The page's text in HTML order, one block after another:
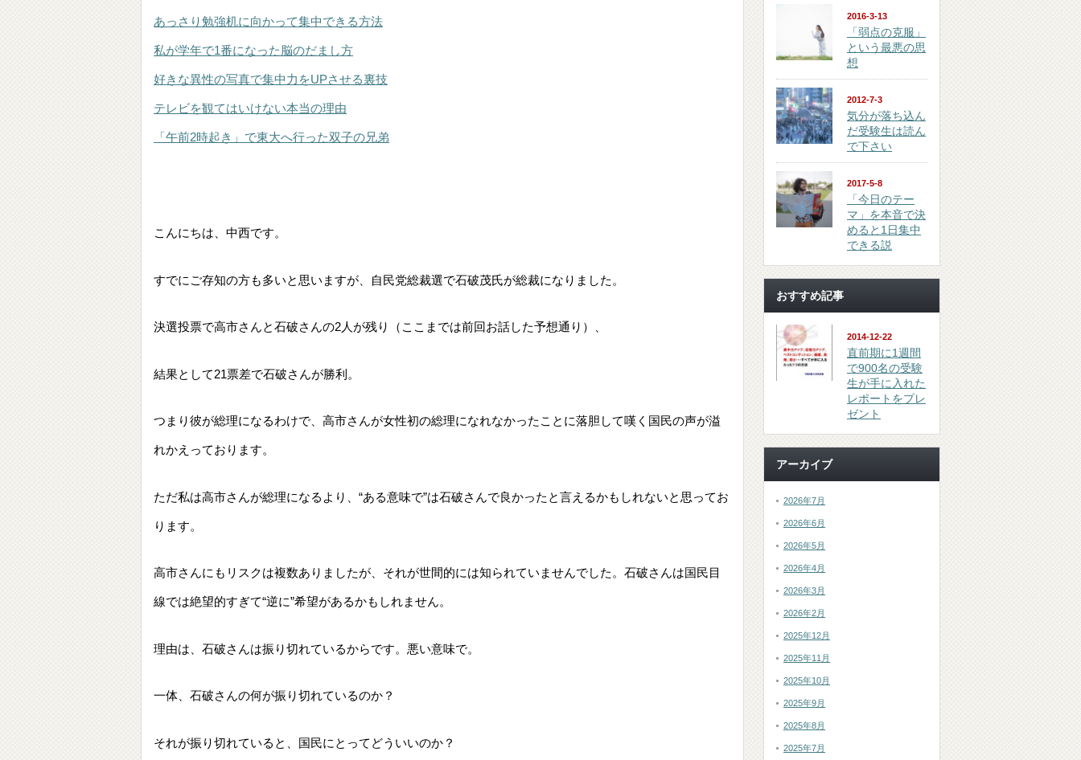
あっさり勉強机に向かって集中できる方法
私が学年で1番になった脳のだまし方
好きな異性の写真で集中力をUPさせる裏技
テレビを観てはいけない本当の理由
「午前2時起き」で東大へ行った双子の兄弟
こんにちは、中西です。
すでにご存知の方も多いと思いますが、自民党総裁選で石破茂氏が総裁になりました。
決選投票で高市さんと石破さんの2人が残り（ここまでは前回お話した予想通り）、
結果として21票差で石破さんが勝利。
つまり彼が総理になるわけで、高市さんが女性初の総理になれなかったことに落胆して嘆く国民の声が溢
れかえっております。
ただ私は高市さんが総理になるより、“ある意味で”は石破さんで良かったと言えるかもしれないと思ってお
ります。
高市さんにもリスクは複数ありましたが、それが世間的には知られていませんでした。石破さんは国民目
線では絶望的すぎて“逆に”希望があるかもしれません。
理由は、石破さんは振り切れているからです。悪い意味で。
一体、石破さんの何が振り切れているのか？
それが振り切れていると、国民にとってどういいのか？
2016-3-13
「弱点の克服」
という最悪の思
想
2012-7-3
気分が落ち込ん
だ受験生は読ん
で下さい
2017-5-8
「今日のテー
マ」を本音で決
めると1日集中
できる説
おすすめ記事
2014-12-22
直前期に1週間
で900名の受験
生が手に入れた
レポートをプレ
ゼント
アーカイブ
2026年7月
2026年6月
2026年5月
2026年4月
2026年3月
2026年2月
2025年12月
2025年11月
2025年10月
2025年9月
2025年8月
2025年7月